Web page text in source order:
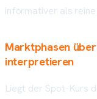
informativer als
Marktphasen
interpretieren
Liegt der Spot-Kurs